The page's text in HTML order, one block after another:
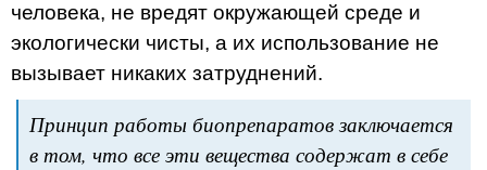
человека, не вредят окружающей среде и
экологически чисты, а их использование не
вызывает никаких затруднений.
Принцип работы биопрепаратов заключается
в том, что все эти вещества содержат в себе